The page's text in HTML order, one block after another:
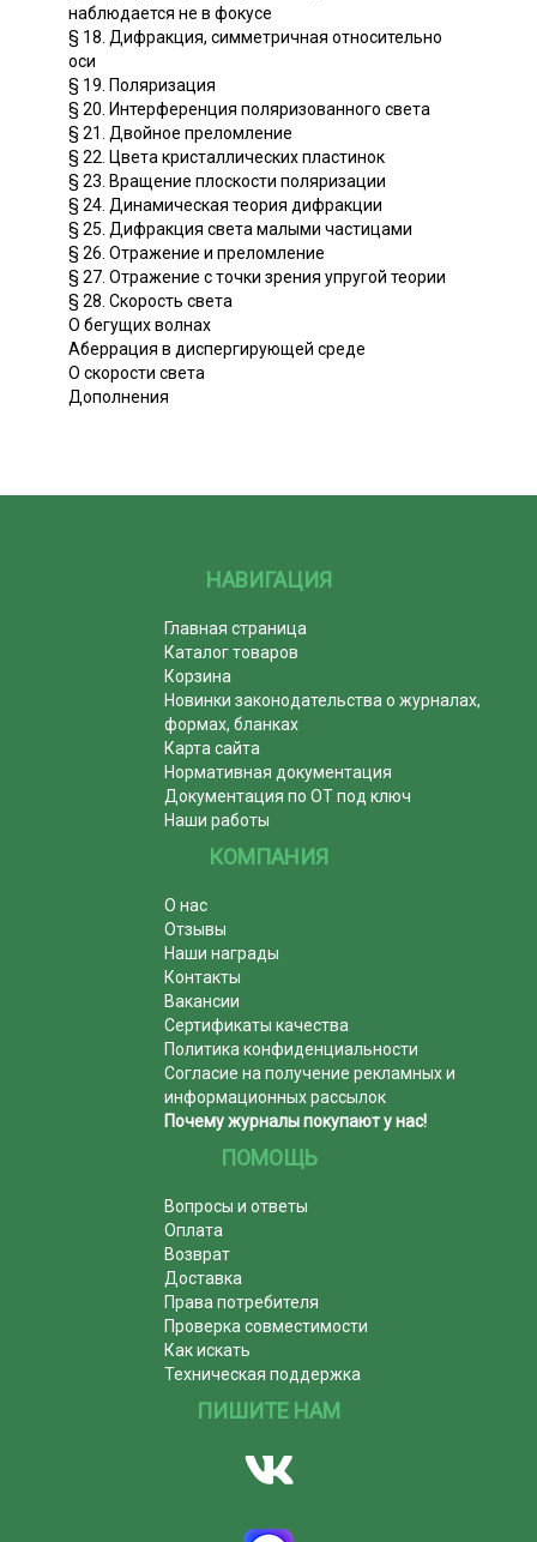
наблюдается не в фокусе
§ 18. Дифракция, симметричная относительно
оси
§ 19. Поляризация
§ 20. Интерференция поляризованного света
§ 21. Двойное преломление
§ 22. Цвета кристаллических пластинок
§ 23. Вращение плоскости поляризации
§ 24. Динамическая теория дифракции
§ 25. Дифракция света малыми частицами
§ 26. Отражение и преломление
§ 27. Отражение с точки зрения упругой теории
§ 28. Скорость света
О бегущих волнах
Аберрация в диспергирующей среде
О скорости света
Дополнения
НАВИГАЦИЯ
Главная страница
Каталог товаров
Корзина
Новинки законодательства о журналах,
формах, бланках
Карта сайта
Нормативная документация
Документация по ОТ под ключ
Наши работы
КОМПАНИЯ
О нас
Отзывы
Наши награды
Контакты
Вакансии
Сертификаты качества
Политика конфиденциальности
Согласие на получение рекламных и
информационных рассылок
Почему журналы покупают у нас!
ПОМОЩЬ
Вопросы и ответы
Оплата
Возврат
Доставка
Права потребителя
Проверка совместимости
Как искать
Техническая поддержка
ПИШИТЕ НАМ